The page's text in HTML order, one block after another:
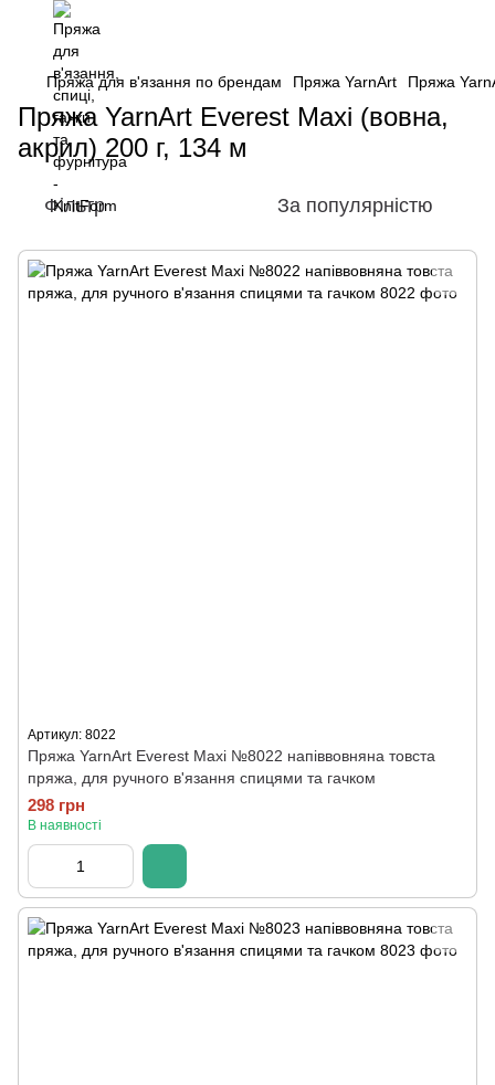
Пряжа для в'язання по брендам Пряжа YarnArt Пряжа
Пряжа YarnArt Everest Maxi (вовна,
акрил) 200 г, 134 м
Фільтр За популярністю
Артикул: 8022
Пряжа YarnArt Everest Maxi №8022 напіввовняна товста
пряжа, для ручного в'язання спицями та гачком
298 грн
В наявності